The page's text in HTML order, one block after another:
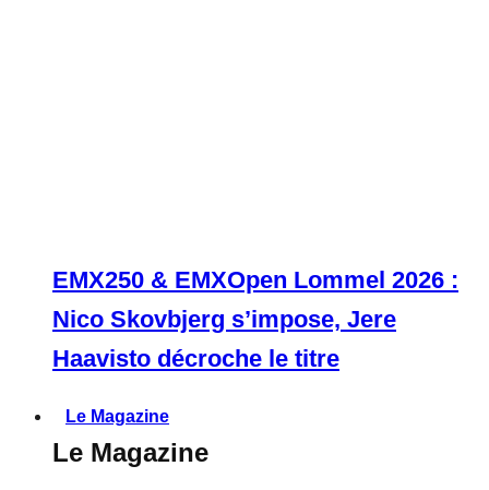
EMX250 & EMXOpen Lommel 2026 :
Nico Skovbjerg s’impose, Jere
Haavisto décroche le titre
Le Magazine
Le Magazine